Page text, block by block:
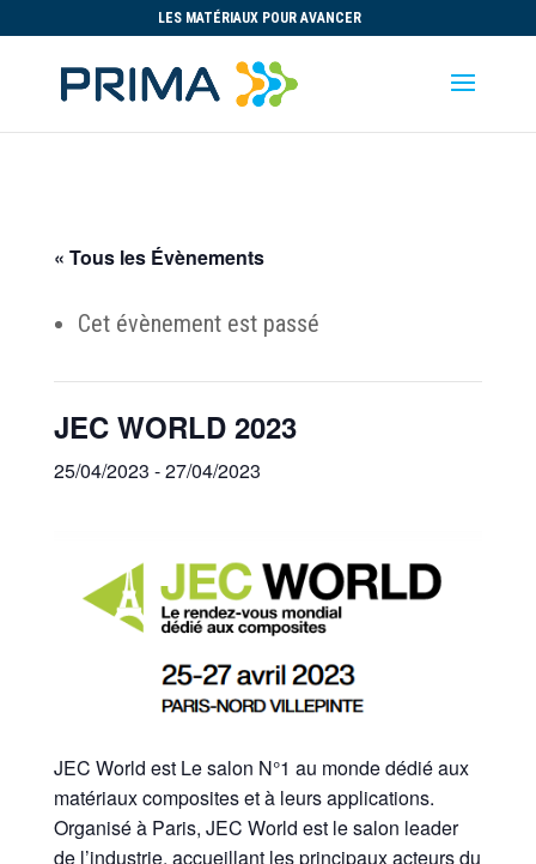
LES MATÉRIAUX POUR AVANCER
« Tous les Évènements
Cet évènement est passé
JEC WORLD 2023
25/04/2023 -27/04/2023
JEC World est Le salon N°1 au monde dédié aux
matériaux composites et à leurs applications.
Organisé à Paris, JEC World est le salon leader
de l’industrie, accueillant les principaux acteurs du